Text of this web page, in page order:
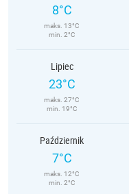
8°C
maks. 13°C
min. 2°C
Lipiec
23°C
maks. 27°C
min. 19°C
Październik
7°C
maks. 12°C
min. 2°C